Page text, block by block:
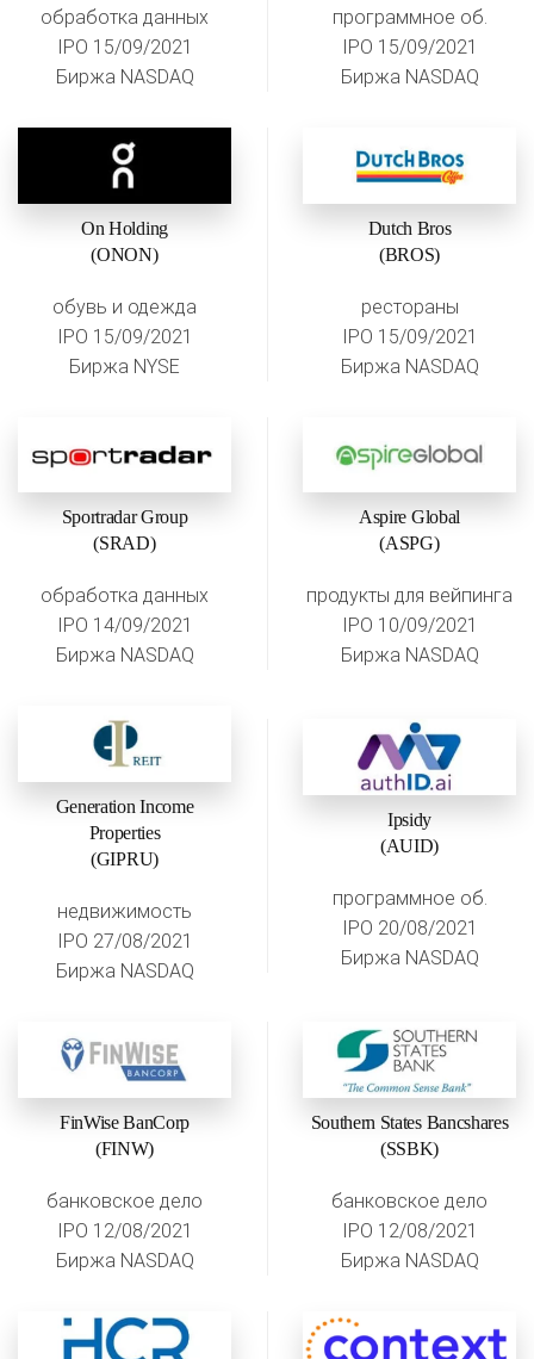
обработка данных
IPO 15/09/2021
Биржа NASDAQ
программное об.
IPO 15/09/2021
Биржа NASDAQ
On Holding
(ONON)
обувь и одежда
IPO 15/09/2021
Биржа NYSE
Dutch Bros
(BROS)
рестораны
IPO 15/09/2021
Биржа NASDAQ
Sportradar Group
(SRAD)
обработка данных
IPO 14/09/2021
Биржа NASDAQ
Aspire Global
(ASPG)
продукты для вейпинга
IPO 10/09/2021
Биржа NASDAQ
Generation Income
Properties
(GIPRU)
недвижимость
IPO 27/08/2021
Биржа NASDAQ
Ipsidy
(AUID)
программное об.
IPO 20/08/2021
Биржа NASDAQ
FinWise BanCorp
(FINW)
банковское дело
IPO 12/08/2021
Биржа NASDAQ
Southern States Bancshares
(SSBK)
банковское дело
IPO 12/08/2021
Биржа NASDAQ